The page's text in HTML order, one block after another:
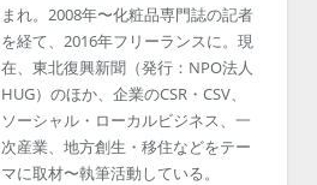
まれ。2008年〜化粧品専門誌の記者
を経て、2016年フリーランスに。現
在、東北復興新聞（発行：NPO法人
HUG）のほか、企業のCSR・CSV、
ソーシャル・ローカルビジネス、一
次産業、地方創生・移住などをテー
マに取材〜執筆活動している。